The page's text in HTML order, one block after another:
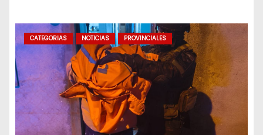
CATEGORIAS NOTICIAS PROVINCIALES